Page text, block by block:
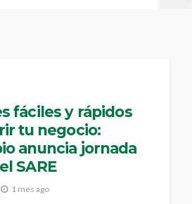
fáciles y rápidos
tu negocio:
anuncia jornada
SARE
1 mes ago